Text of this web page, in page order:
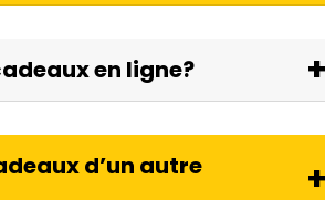
en ligne?
d’un autre